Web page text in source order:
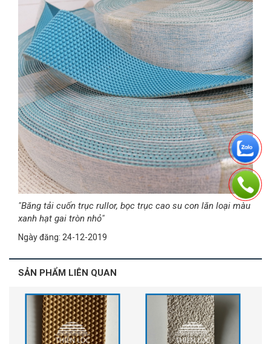
"Băng tải cuốn trục rullor, bọc trục cao su con lăn loại màu
xanh hạt gai tròn nhỏ"
Ngày đăng: 24-12-2019
SẢN PHẨM LIÊN QUAN